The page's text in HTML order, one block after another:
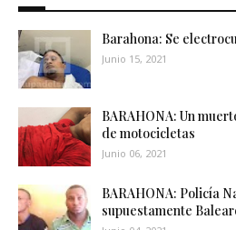
Barahona: Se
Junio 15, 2021
BARAHONA: Un
de motocicletas
Junio 06, 2021
BARAHONA: Policía
supuestamente